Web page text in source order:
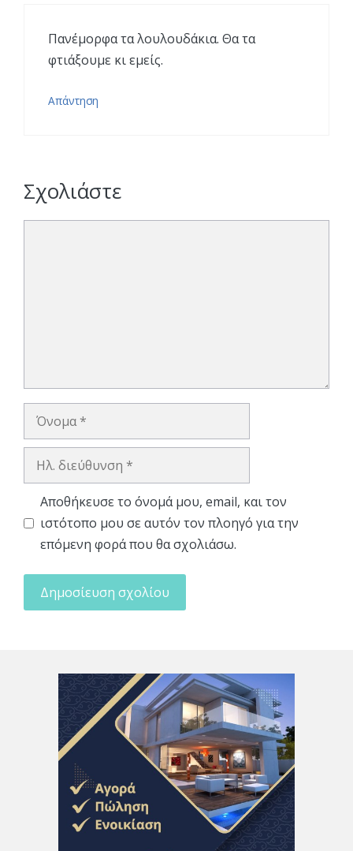
Πανέμορφα τα λουλουδάκια. Θα τα
φτιάξουμε κι εμείς.
Απάντηση
Σχολιάστε
Όνομα
Ηλ.
Αποθήκευσε το όνομά μου, email, και τον
ιστότοπο μου σε αυτόν τον πλοηγό για την
επόμενη φορά που θα σχολιάσω.